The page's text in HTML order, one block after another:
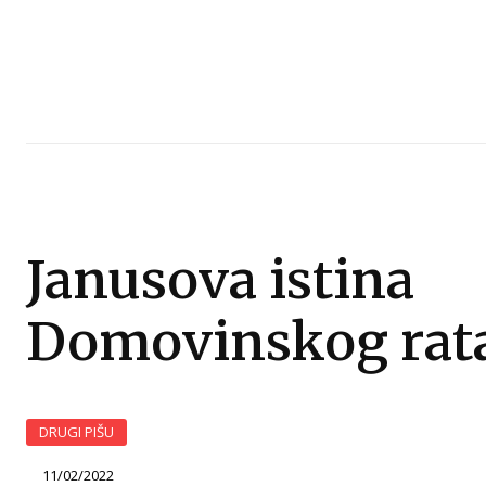
Janusova istina
Domovinskog
DRUGI PIŠU
11/02/2022